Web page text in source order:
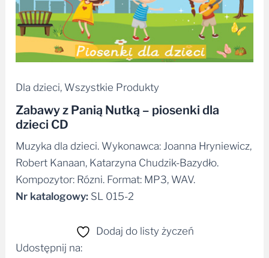
Dla dzieci, Wszystkie Produkty
Zabawy z Panią Nutką – piosenki dla
dzieci CD
Muzyka dla dzieci. Wykonawca: Joanna Hryniewicz,
Robert Kanaan, Katarzyna Chudzik-Bazydło.
Kompozytor: Rózni. Format: MP3, WAV.
Nr katalogowy: SL 015-2
Dodaj do listy życzeń
Udostępnij na: